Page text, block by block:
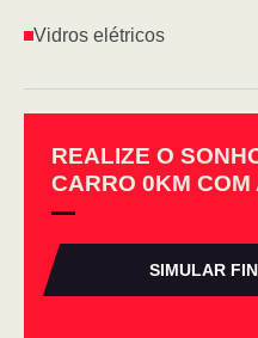
Vidros elétricos
REALIZE O
CARRO 0KM COM
SIMULAR